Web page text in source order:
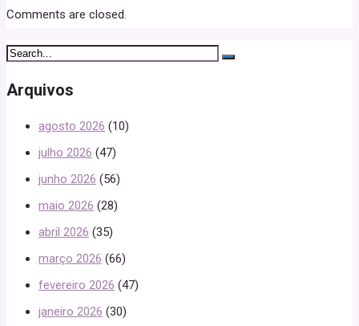
Comments are closed.
Arquivos
agosto 2026 (10)
julho 2026 (47)
junho 2026 (56)
maio 2026 (28)
abril 2026 (35)
março 2026 (66)
fevereiro 2026 (47)
janeiro 2026 (30)